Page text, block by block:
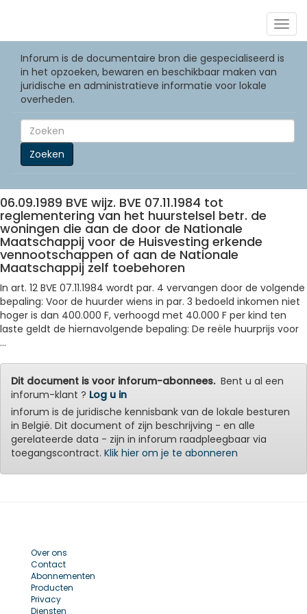
Inforum is de documentaire bron die gespecialiseerd is
in het opzoeken, bewaren en beschikbaar maken van
juridische en administratieve informatie voor lokale
overheden.
Zoeken
06.09.1989 BVE wijz. BVE 07.11.1984 tot
reglementering van het huurstelsel betr. de
woningen die aan de door de Nationale
Maatschappij voor de Huisvesting erkende
vennootschappen of aan de Nationale
Maatschappij zelf toebehoren
In art. 12 BVE 07.11.1984 wordt par. 4 vervangen door de volgende
bepaling: Voor de huurder wiens in par. 3 bedoeld inkomen niet
hoger is dan 400.000 F, verhoogd met 40.000 F per kind ten
laste geldt de hiernavolgende bepaling: De reële huurprijs voor
...
Dit document is voor inforum-abonnees.Bent u al een
inforum-klant ? Log u in
inforum is de juridische kennisbank van de lokale besturen
in België. Dit document of zijn beschrijving - en alle
gerelateerde data - zijn in inforum raadpleegbaar via
toegangscontract. Klik hier om je te abonneren
Over ons
Contact
Abonnementen
Producten
Privacy
Diensten